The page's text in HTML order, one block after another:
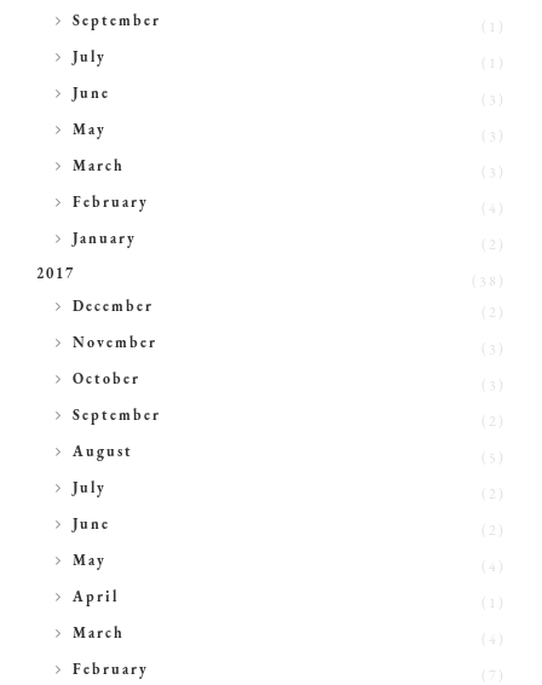
►
September
►
July
►
June
(3)
►
May
(3)
►
March
(3)
►
February
(4)
►
January
(2)
2017
(38)
►
December
(2)
►
November
(3)
►
October
(3)
►
September
(2)
►
August
(5)
►
July
(2)
►
June
(2)
►
May
(4)
►
April
►
March
(4)
►
February
(7)